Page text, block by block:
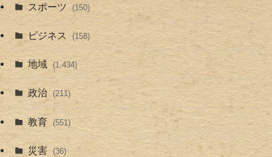
スポーツ (150)
ビジネス (158)
地域 (1,434)
政治 (211)
教育 (551)
災害 (36)